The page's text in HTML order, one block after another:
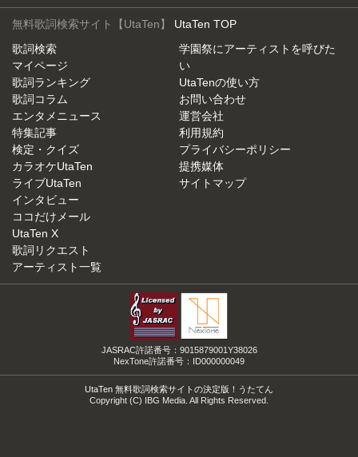
無料歌詞検索サイト【UtaTen】 UtaTen TOP
歌詞検索
マイページ
歌詞ランキング
歌詞コラム
エンタメニュース
特集記事
検定・クイズ
カラオケUtaTen
ライブUtaTen
インタビュー
ココだけメール
UtaTen X
歌詞リクエスト
アーティスト一覧
学園祭にアーティストを呼びた
い
UtaTenの使い方
お問い合わせ
運営会社
利用規約
プライバシーポリシー
提携媒体
サイトマップ
JASRAC許諾番号：9015879001Y38026
NexTone許諾番号：ID000000049
UtaTen 無料歌詞検索サイトの決定版！うたてん
Copyright (C) IBG Media. All Rights Reserved.